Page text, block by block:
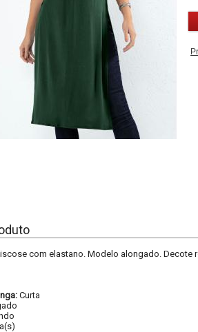
com elastano. Modelo alongado.
Curta